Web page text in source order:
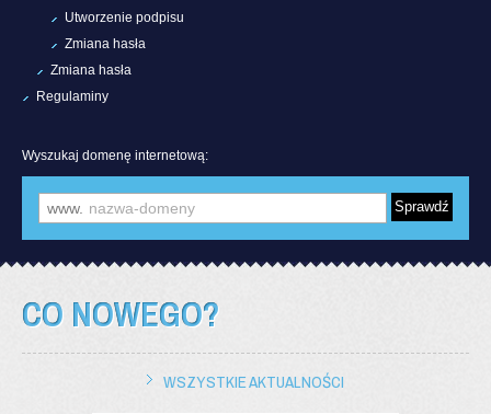
Utworzenie podpisu
Zmiana hasła
Zmiana hasła
Regulaminy
Wyszukaj domenę internetową:
www.
CO NOWEGO?
WSZYSTKIE AKTUALNOŚCI